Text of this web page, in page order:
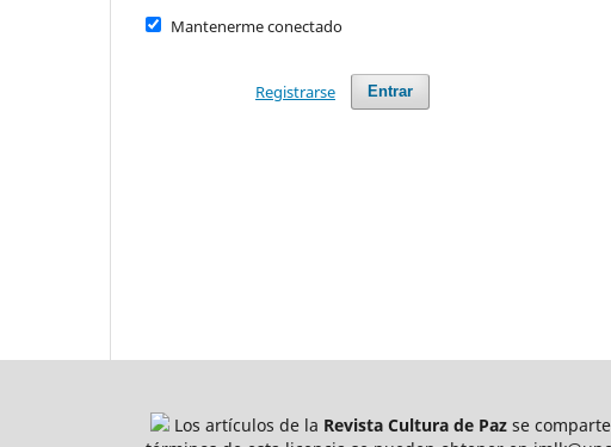
Mantenerme conectado
Entrar
Registrarse
Los artículos de la Revista Cultura de Paz se